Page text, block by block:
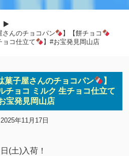
さんのチョコパン
】【餅チョコ
ョコ仕立て
】#お宝発見岡山店
菓子屋さんのチョコパン
】
チョコ ミルク 生チョコ仕立て
宝発見岡山店
2025年11月17日
(土)入荷！